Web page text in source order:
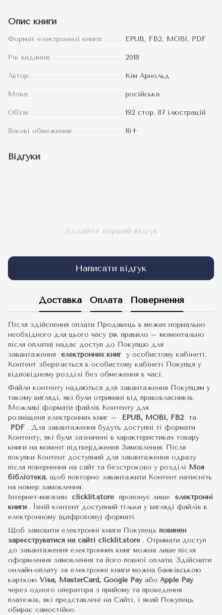
Опис книги
Формат електронної книги: EPUB, FB2, MOBI, PDF
Рік видання: 2018
Автор: Кім Арнольд
Мова: російська
Об'єм: 192 стор. 87 ілюстрацій
Вікові обмеження: 16+
Відгуки
Додайте перший відгук
Написати відгук
Доставка Оплата Повернення
Після здійснення оплати Продавець в межах нормально
необхідного для цього часу (як правило – моментально
після оплати) надає доступ до Покупцю для
завантаження електронних книг у особистому кабінеті.
Контент зберігається в особистому кабінеті Покупця у
відповідному розділі без обмеження в часі.
Файли контенту надаються для завантаження Покупцям у
такому вигляді, які були отримані від правовласників.
Можливі формати файлів Контенту для
розміщеня електронних книг –
EPUB, MOBI, FB2 та
PDF . Для завантаження будуть доступні ті формати
Контенту, які були зазначені в характеристиках товару
книги на момент підтвердження Замовлення. Після
покупки Контент доступний для завантаження одразу
після повернення на сайт та безстроково у розділі Моя
бібліотека, щоб повторно завантажити Контент натисніть
на номер замовлення.
Інтернет-магазин clicklit.store пропонує лише електронні
книги . Їхній контент доступний тільки у вигляді файлів в
електронному (цифровому) форматі.
Щоб замовити електронні книги Покупець повинен
зареєструватися на сайті clicklit.store . Отримати доступ
до завантаження електронних книг можна лише після
оформлення замовлення та його повної оплати. Здійснити
онлайн-оплату за електронні книги можна банківською
карткою Visa, MasterCard, Google Pay або Apple Pay
через одного оператора з прийому та проведення
платежів, які представлені на Сайті, і який Покупець
обирає самостійно.